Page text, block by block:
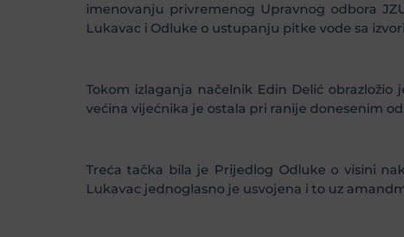
imenovanju privremenog Upravnog odbora
Lukavac i Odluke o ustupanju pitke vode sa
Tokom izlaganja načelnik Edin Delić
većina vijećnika je ostala pri ranije donesenim
Treća tačka bila je Prijedlog Odluke o visini
Lukavac jednoglasno je usvojena i to uz